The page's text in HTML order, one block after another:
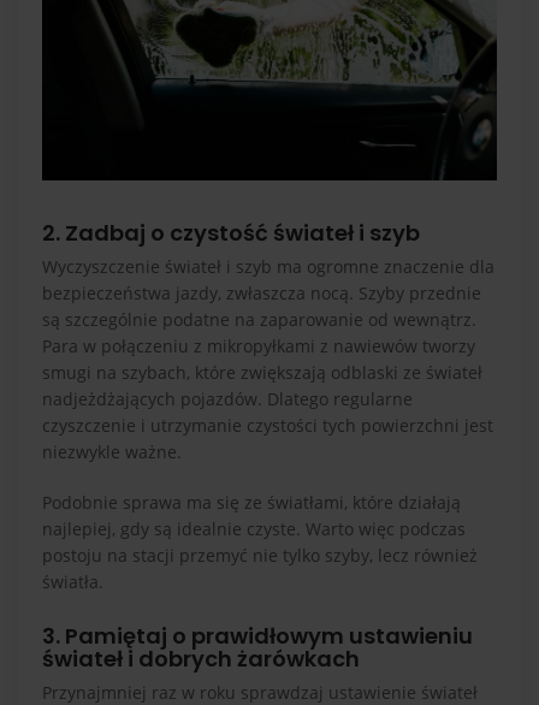
2. Zadbaj o czystość świateł i szyb
Wyczyszczenie świateł i szyb ma ogromne znaczenie dla
bezpieczeństwa jazdy, zwłaszcza nocą. Szyby przednie
są szczególnie podatne na zaparowanie od wewnątrz.
Para w połączeniu z mikropyłkami z nawiewów tworzy
smugi na szybach, które zwiększają odblaski ze świateł
nadjeżdżających pojazdów. Dlatego regularne
czyszczenie i utrzymanie czystości tych powierzchni jest
niezwykle ważne.
Podobnie sprawa ma się ze światłami, które działają
najlepiej, gdy są idealnie czyste. Warto więc podczas
postoju na stacji przemyć nie tylko szyby, lecz również
światła.
3. Pamiętaj o prawidłowym ustawieniu
świateł i dobrych żarówkach
Przynajmniej raz w roku sprawdzaj ustawienie świateł